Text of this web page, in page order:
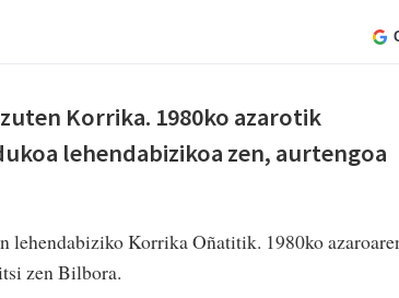
Korrika. 1980ko azarotik
lehendabizikoa zen, aurtengoa
lehendabiziko Korrika Oñatitik. 1980ko
zen Bilbora.